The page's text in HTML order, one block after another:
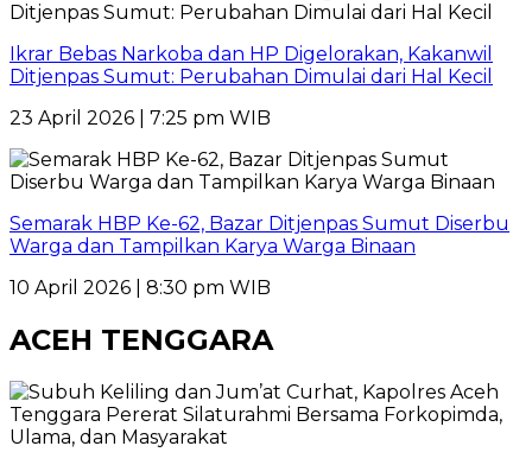
Ikrar Bebas Narkoba dan HP Digelorakan, Kakanwil
Ditjenpas Sumut: Perubahan Dimulai dari Hal Kecil
23 April 2026 | 7:25 pm WIB
Semarak HBP Ke-62, Bazar Ditjenpas Sumut Diserbu
Warga dan Tampilkan Karya Warga Binaan
10 April 2026 | 8:30 pm WIB
ACEH TENGGARA